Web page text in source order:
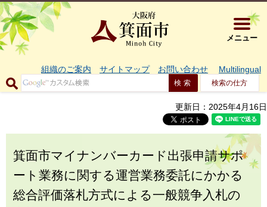
大阪府箕
メニュー
組織のご案内 サイトマップ お問い合わせ Multilingual
検索の仕方
更新日：2025年4月16日
箕面市マイナンバーカード出張申請サポ
ート業務に関する運営業務委託にかかる
総合評価落札方式による一般競争入札の